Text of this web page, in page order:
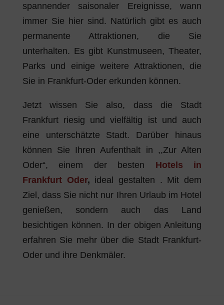
spannender saisonaler Ereignisse, wann
immer Sie hier sind. Natürlich gibt es auch
permanente Attraktionen, die Sie
unterhalten. Es gibt Kunstmuseen, Theater,
Parks und einige weitere Attraktionen, die
Sie in Frankfurt-Oder erkunden können.
Jetzt wissen Sie also, dass die Stadt
Frankfurt riesig und vielfältig ist und auch
eine unterschätzte Stadt. Darüber hinaus
können Sie Ihren Aufenthalt in ,,Zur Alten
Oder“, einem der besten Hotels in
Frankfurt Oder, ideal gestalten . Mit dem
Ziel, dass Sie nicht nur Ihren Urlaub im Hotel
genießen, sondern auch das Land
besichtigen können. In der obigen Anleitung
erfahren Sie mehr über die Stadt Frankfurt-
Oder und ihre Denkmäler.